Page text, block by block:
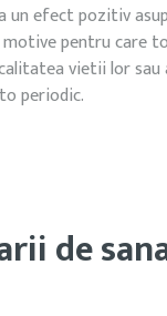
un efect pozitiv
pentru care
vietii lor
periodic.
de